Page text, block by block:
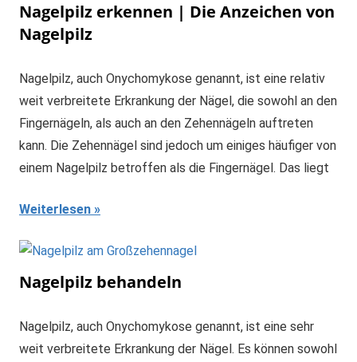
Nagelpilz erkennen | Die Anzeichen von
Nagelpilz
Nagelpilz, auch Onychomykose genannt, ist eine relativ
weit verbreitete Erkrankung der Nägel, die sowohl an den
Fingernägeln, als auch an den Zehennägeln auftreten
kann. Die Zehennägel sind jedoch um einiges häufiger von
einem Nagelpilz betroffen als die Fingernägel. Das liegt
Weiterlesen
Nagelpilz behandeln
Nagelpilz, auch Onychomykose genannt, ist eine sehr
weit verbreitete Erkrankung der Nägel. Es können sowohl